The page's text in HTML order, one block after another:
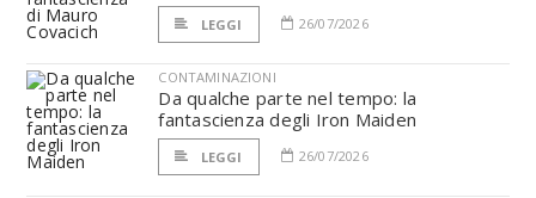
LEGGI 26/07/2026
CONTAMINAZIONI
Da qualche parte nel tempo: la
fantascienza degli Iron Maiden
LEGGI 26/07/2026